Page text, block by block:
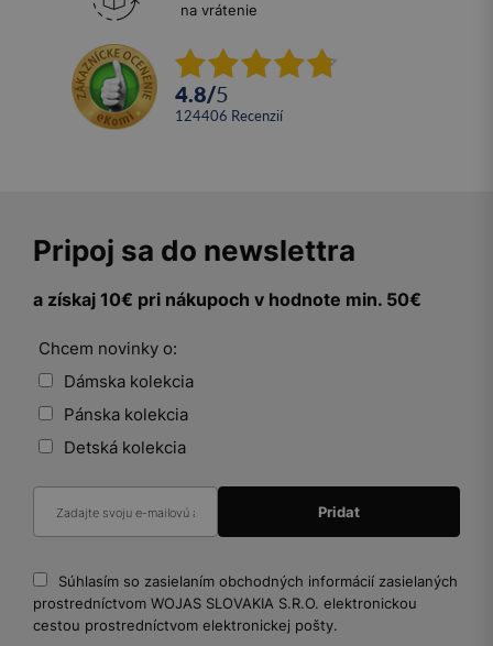
na vrátenie
4.8/5
124406 recenzií
Pripoj sa do newslettra
a získaj 10€ pri nákupoch v hodnote min. 50€
Chcem novinky o:
Dámska kolekcia
Pánska kolekcia
Detská kolekcia
Súhlasím so zasielaním obchodných informácií zasielaných
prostredníctvom WOJAS SLOVAKIA S.R.O. elektronickou
cestou prostredníctvom elektronickej pošty.